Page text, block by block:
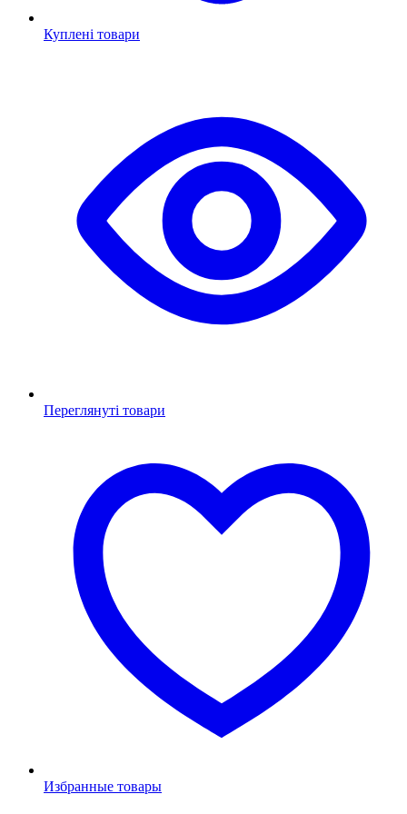
Куплені товари
Переглянуті товари
Избранные товары